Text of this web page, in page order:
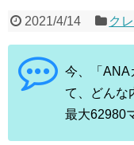
2021/4/14 ク
今、「ANA
て、どんな
最大62980